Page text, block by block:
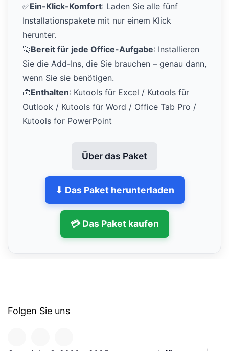
✅Ein-Klick-Komfort: Laden Sie alle fünf
Installationspakete mit nur einem Klick
herunter.
🚀Bereit für jede Office-Aufgabe: Installieren
Sie die Add-Ins, die Sie brauchen – genau dann,
wenn Sie sie benötigen.
🧰Enthalten: Kutools für Excel / Kutools für
Outlook / Kutools für Word / Office Tab Pro /
Kutools for PowerPoint
Über das Paket
⬇ Das Paket herunterladen
💳 Das Paket kaufen
Folgen Sie uns